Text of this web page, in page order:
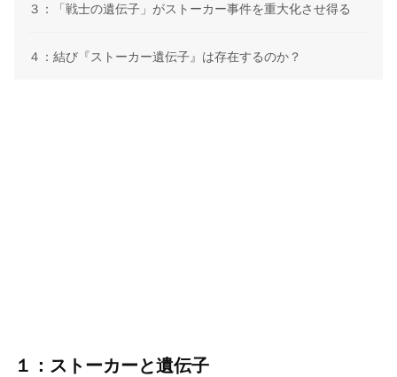
３：「戦士の遺伝子」がストーカー事件を重大化させ得る
４：結び『ストーカー遺伝子』は存在するのか？
１：ストーカーと遺伝子